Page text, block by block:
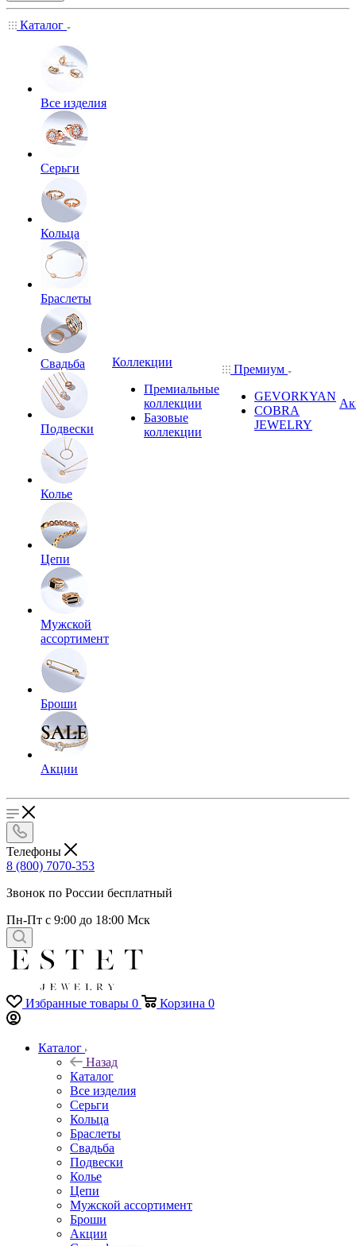
Каталог
Все изделия
Серьги
Кольца
Браслеты
Свадьба
Подвески
Колье
Цепи
Мужской
ассортимент
Броши
Акции
Коллекции
Премиальные
коллекции
Базовые
коллекции
Премиум
GEVORKYAN
COBRA
JEWELRY
Телефоны
8 (800) 7070-353
Звонок по России бесплатный
Пн-Пт с 9:00 до 18:00 Мск
Избранные товары 0 Корзина 0
Каталог
Назад
Каталог
Все изделия
Серьги
Кольца
Браслеты
Свадьба
Подвески
Колье
Цепи
Мужской ассортимент
Броши
Акции